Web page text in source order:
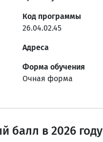
Код программы
26.04.02.45
Адреса
Форма обучения
Очная форма
балл в 2026 году